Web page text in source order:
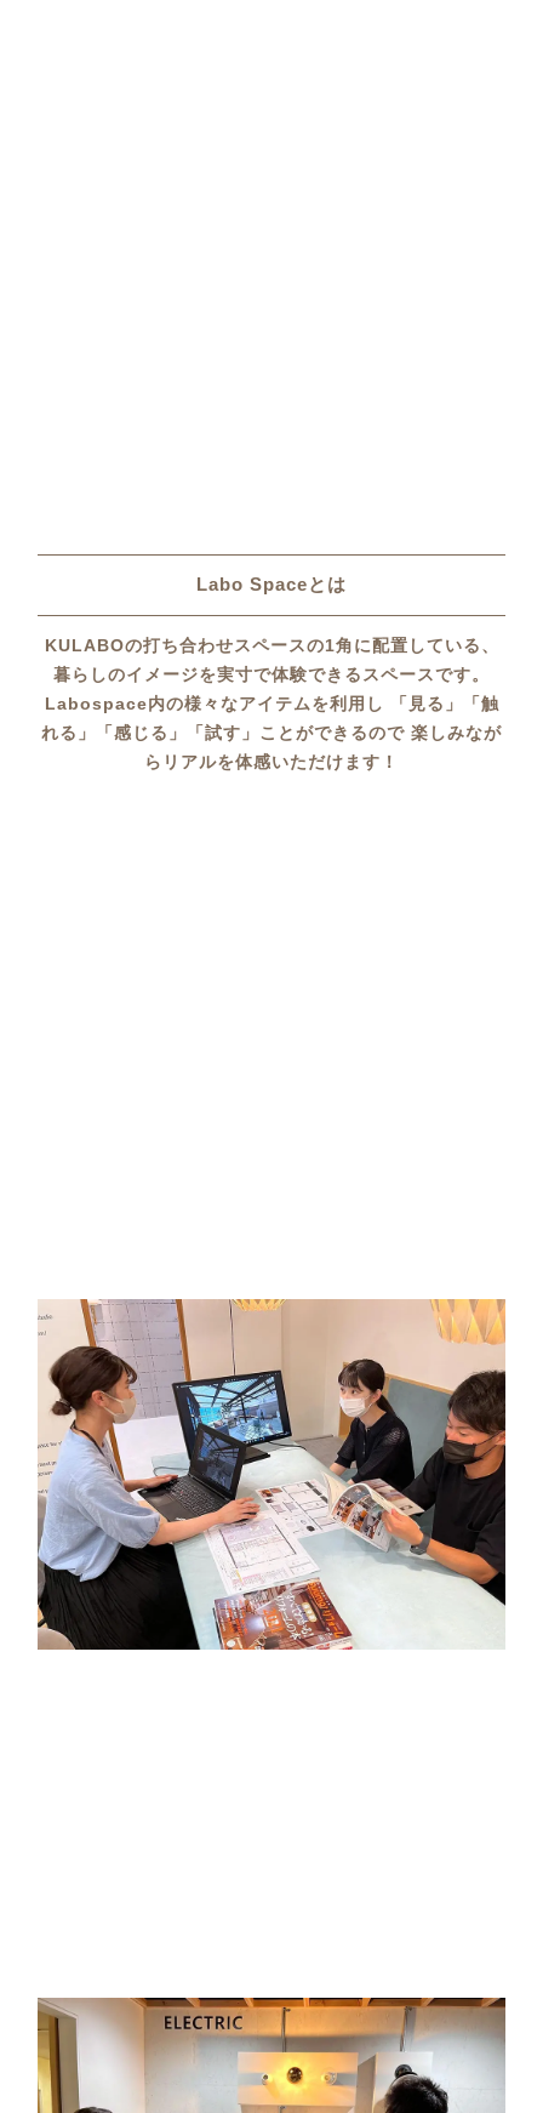
Labo Spaceとは
KULABOの打ち合わせスペースの1角に配置している、
暮らしのイメージを実寸で体験できるスペースです。
Labospace内の様々なアイテムを利用し 「見る」「触
れる」「感じる」「試す」ことができるので 楽しみなが
らリアルを体感いただけます！